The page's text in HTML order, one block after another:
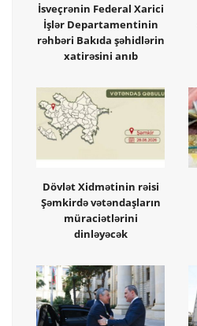
İsveçrənin Federal Xarici
İşlər Departamentinin
rəhbəri Bakıda şəhidlərin
xatirəsini anıb
Dövlət Xidmətinin rəisi
Şəmkirdə vətəndaşların
müraciətlərini
dinləyəcək